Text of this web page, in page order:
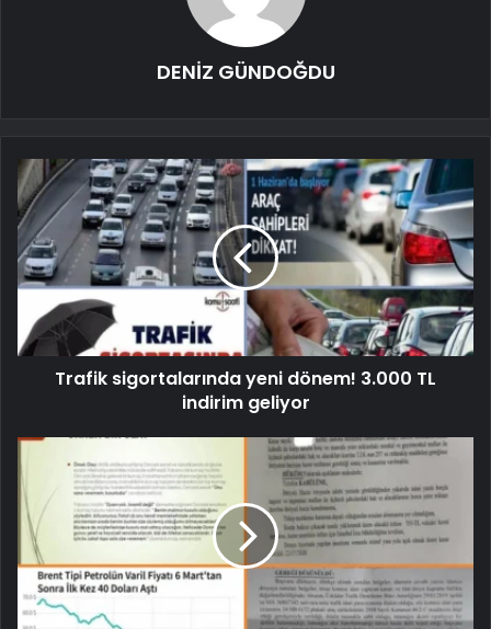
DENİZ GÜNDOĞDU
Trafik sigortalarında yeni dönem! 3.000 TL
indirim geliyor